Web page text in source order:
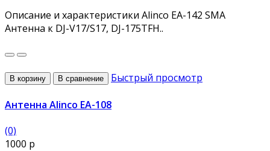
Описание и характеристики Alinco EA-142 SMA
Антенна к DJ-V17/S17, DJ-175TFH..
В корзину В сравнение Быстрый просмотр
Антенна Alinco EA-108
(0)
1000 р